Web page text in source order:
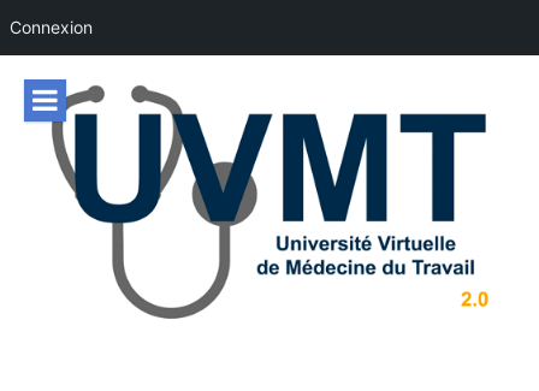
Connexion
contenu